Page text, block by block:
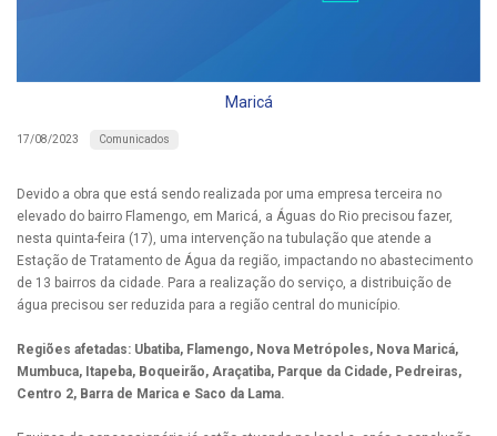
Maricá
17/08/2023 Comunicados
Devido a obra que está sendo realizada por uma empresa terceira no
elevado do bairro Flamengo, em Maricá, a Águas do Rio precisou fazer,
nesta quinta-feira (17), uma intervenção na tubulação que atende a
Estação de Tratamento de Água da região, impactando no abastecimento
de 13 bairros da cidade. Para a realização do serviço, a distribuição de
água precisou ser reduzida para a região central do município.
Regiões afetadas: Ubatiba, Flamengo, Nova Metrópoles, Nova Maricá,
Mumbuca, Itapeba, Boqueirão, Araçatiba, Parque da Cidade, Pedreiras,
Centro 2, Barra de Marica e Saco da Lama.